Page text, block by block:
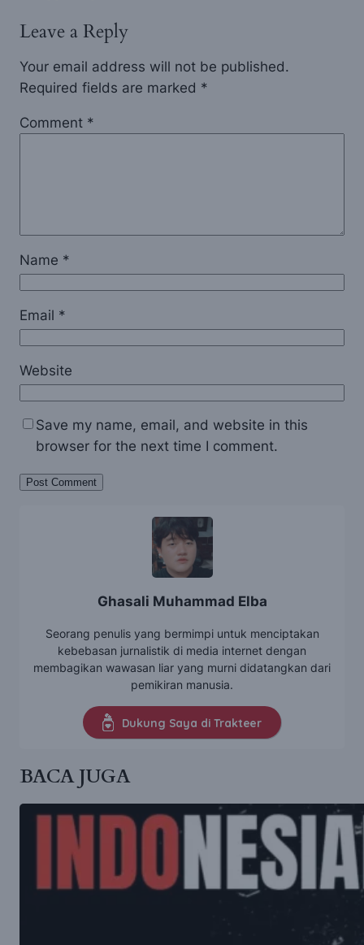
Leave a Reply
Your email address will not be published.
Required fields are marked *
Comment *
Name *
Email *
Website
Save my name, email, and website in this
browser for the next time I comment.
Ghasali Muhammad Elba
Seorang penulis yang bermimpi untuk menciptakan
kebebasan jurnalistik di media internet dengan
membagikan wawasan liar yang murni didatangkan dari
pemikiran manusia.
Dukung Saya di Trakteer
BACA JUGA